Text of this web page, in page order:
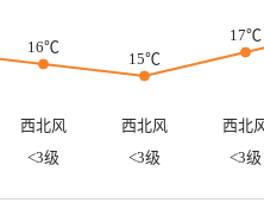
16℃
15℃
17℃
西北风 西北风
西北
<3级 <3级 <3级